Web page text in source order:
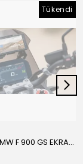
Tükendi
AEL-TECH BMW F 900 GS EKRAN/GÖSTERGE KORUYUCU 2024-2025